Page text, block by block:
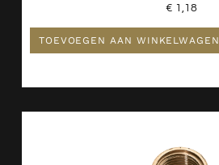
€ 1,18
TOEVOEGEN AAN WINKELWAGEN